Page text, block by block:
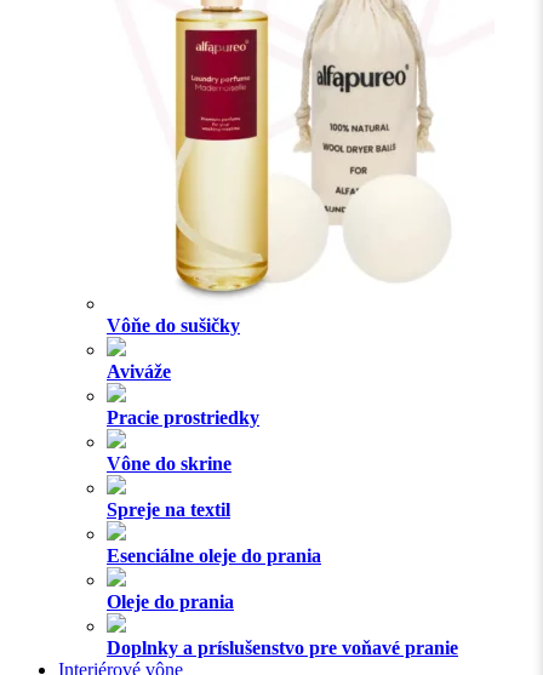
Vôňe do sušičky
Aviváže
Pracie prostriedky
Vône do skrine
Spreje na textil
Esenciálne oleje do prania
Oleje do prania
Doplnky a príslušenstvo pre voňavé pranie
Interiérové vône